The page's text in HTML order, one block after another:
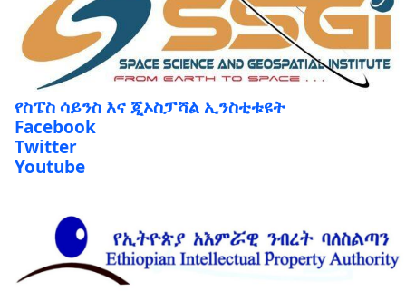
የስፔስ ሳይንስ እና ጂኦስፓሻል ኢንስቲቱዩት
Facebook
Twitter
Youtube